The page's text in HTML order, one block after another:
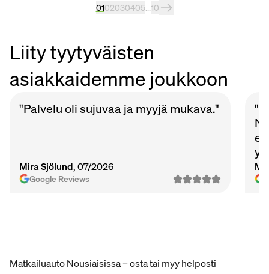
0102030405...10
Liity tyytyväisten
asiakkaidemme joukkoon
"Palvelu oli sujuvaa ja myyjä mukava."
Mira Sjölund, 07/2026
Google Reviews
Matkailuauto Nousiaisissa – osta tai myy helposti